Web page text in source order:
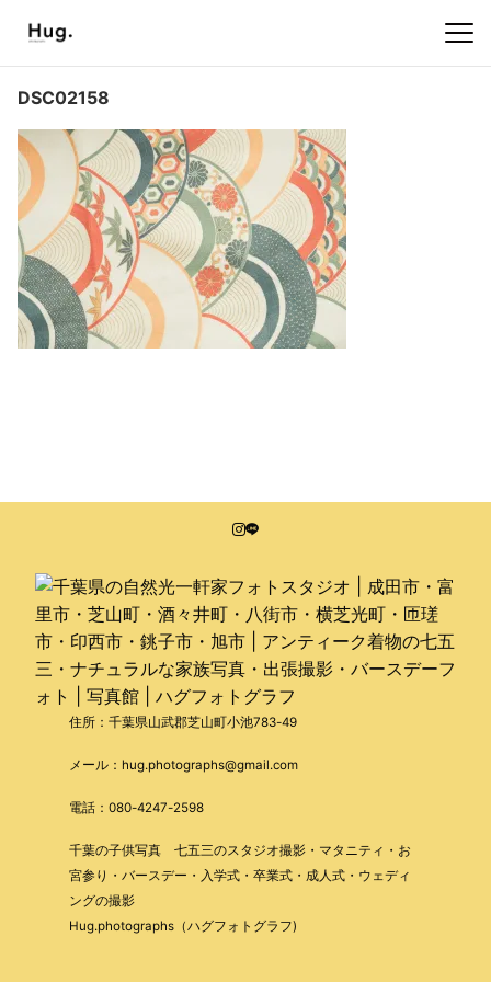
DSC02158
住所：千葉県山武郡芝山町小池783-49
メール：hug.photographs@gmail.com
電話：080-4247-2598
千葉の子供写真 七五三のスタジオ撮影・マタニティ・お
宮参り・バースデー・入学式・卒業式・成人式・ウェディ
ングの撮影
Hug.photographs（ハグフォトグラフ)